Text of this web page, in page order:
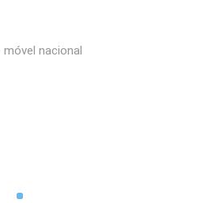
nacional